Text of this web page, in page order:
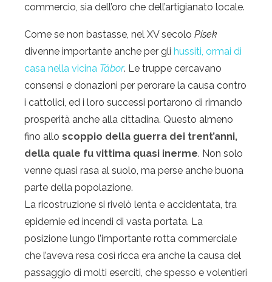
commercio, sia dell’oro che dell’artigianato locale.
Come se non bastasse, nel XV secolo Písek
divenne importante anche per gli hussiti, ormai di
casa nella vicina Tábor. Le truppe cercavano
consensi e donazioni per perorare la causa contro
i cattolici, ed i loro successi portarono di rimando
prosperità anche alla cittadina. Questo almeno
fino allo scoppio della guerra dei trent’anni,
della quale fu vittima quasi inerme. Non solo
venne quasi rasa al suolo, ma perse anche buona
parte della popolazione.
La ricostruzione si rivelò lenta e accidentata, tra
epidemie ed incendi di vasta portata. La
posizione lungo l’importante rotta commerciale
che l’aveva resa così ricca era anche la causa del
passaggio di molti eserciti, che spesso e volentieri